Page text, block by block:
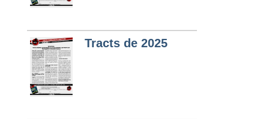
Tracts de 2025